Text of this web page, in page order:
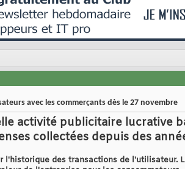
avec les commerçants dès le 27 novembre
activité publicitaire lucrative
collectées depuis des
des transactions de l'utilisateur.